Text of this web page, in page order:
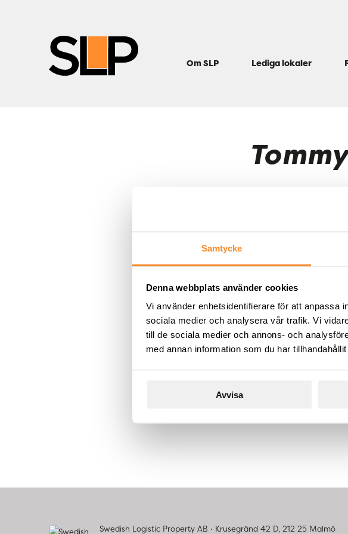
Samtycke
Denna webbplats använder cookies
Vi använder enhetsidentifierare för att anpassa
sociala medier och analysera vår trafik. Vi
till de sociala medier och annons- och
med annan information som du har
Avvisa
Om SLP Lediga lokaler
LinkedIn
Swedish Logistic Property AB ⋅ Krusegränd 42 D, 212 25 Malmö